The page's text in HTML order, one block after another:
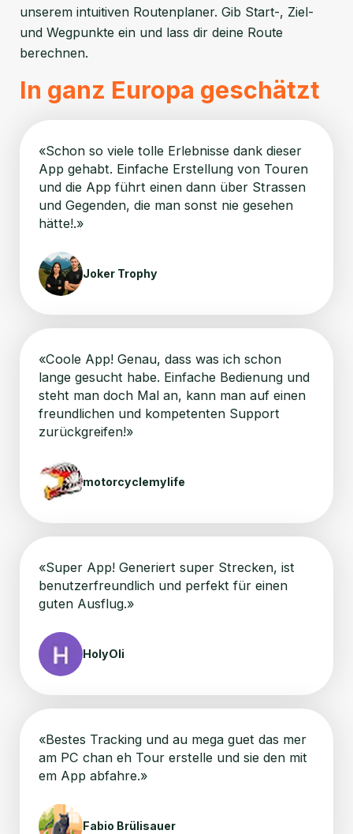
unserem intuitiven Routenplaner. Gib Start-, Ziel-
und Wegpunkte ein und lass dir deine Route
berechnen.
In ganz Europa geschätzt
«Schon so viele tolle Erlebnisse dank dieser
App gehabt. Einfache Erstellung von Touren
und die App führt einen dann über Strassen
und Gegenden, die man sonst nie gesehen
hätte!.»
Joker Trophy
«Coole App! Genau, dass was ich schon
lange gesucht habe. Einfache Bedienung und
steht man doch Mal an, kann man auf einen
freundlichen und kompetenten Support
zurückgreifen!»
motorcyclemylife
«Super App! Generiert super Strecken, ist
benutzerfreundlich und perfekt für einen
guten Ausflug.»
HolyOli
«Bestes Tracking und au mega guet das mer
am PC chan eh Tour erstelle und sie den mit
em App abfahre.»
Fabio Brülisauer